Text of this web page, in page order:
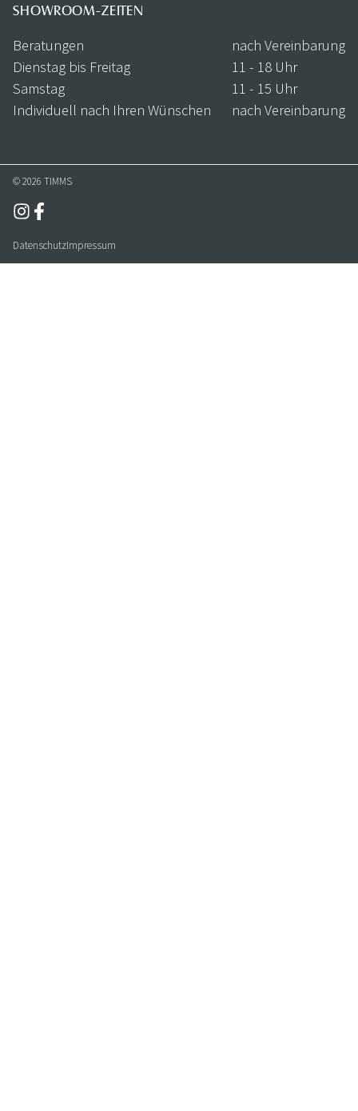
SHOWROOM-ZEITEN
Beratungen
nach Vereinbarung
Dienstag bis Freitag
11 - 18 Uhr
Samstag
11 - 15 Uhr
Individuell nach Ihren Wünschen
nach Vereinbarung
© 2026 TIMMS
DatenschutzImpressum